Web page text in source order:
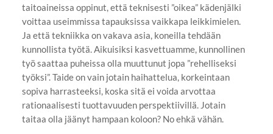
taitoaineissa oppinut, että teknisesti ”oikea” kädenjälki
voittaa useimmissa tapauksissa vaikkapa leikkimielen.
Ja että tekniikka on vakava asia, koneilla tehdään
kunnollista työtä. Aikuisiksi kasvettuamme, kunnollinen
työ saattaa puheissa olla muuttunut jopa ”rehelliseksi
työksi”. Taide on vain jotain haihattelua, korkeintaan
sopiva harrasteeksi, koska sitä ei voida arvottaa
rationaalisesti tuottavuuden perspektiivillä. Jotain
taitaa olla jäänyt hampaan koloon? No ehkä vähän.